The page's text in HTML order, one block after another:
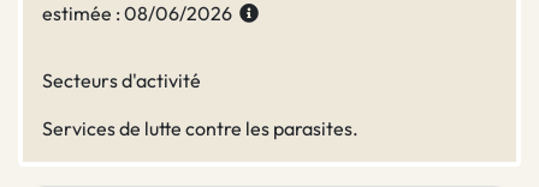
estimée : 08/06/2026
Secteurs d'activité
Services de lutte contre les parasites.